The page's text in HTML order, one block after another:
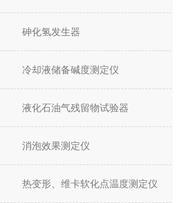
砷化氢发生器
冷却液储备碱度测定仪
液化石油气残留物试验器
消泡效果测定仪
热变形、维卡软化点温度测定仪